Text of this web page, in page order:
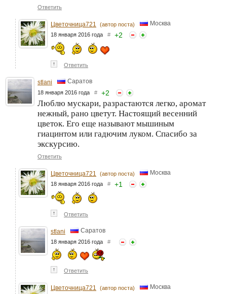
Ответить
Цветочница721 (автор поста) Москва
18 января 2016 года # +2
↑ Ответить
stlani Саратов
18 января 2016 года # +2
Люблю мускари, разрастаются легко, аромат
нежный, рано цветут. Настоящий весенний
цветок. Его еще называют мышиным
гиацинтом или гадючим луком. Спасибо за
экскурсию.
Ответить
Цветочница721 (автор поста) Москва
18 января 2016 года # +1
↑ Ответить
stlani Саратов
18 января 2016 года #
↑ Ответить
Цветочница721 (автор поста) Москва